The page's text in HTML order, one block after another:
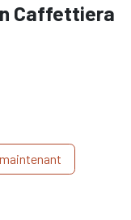
Caffettiera